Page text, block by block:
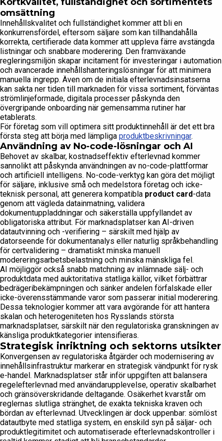
omsättning
Innehållskvalitet och fullständighet kommer att bli en
konkurrensfördel, eftersom säljare som kan tillhandahålla
korrekta, certifierade data kommer att uppleva färre avstängda
listningar och snabbare moderering. Den framväxande
regleringsmiljön skapar incitament för investeringar i automation
och avancerade innehållshanteringslösningar för att minimera
manuella ingrepp. Även om de initiala efterlevnadsinsatserna
kan sakta ner tiden till marknaden för vissa sortiment, förväntas
strömlinjeformade, digitala processer påskynda den
övergripande onboarding när gemensamma rutiner har
etablerats.
För företag som vill optimera sitt produktinnehåll är det ett bra
första steg att börja med lämpliga produktbeskrivningar.
Användning av No-code-lösningar och AI
Behovet av skalbar, kostnadseffektiv efterlevnad kommer
sannolikt att påskynda användningen av no-code-plattformar
och artificiell intelligens. No-code-verktyg kan göra det möjligt
för säljare, inklusive små och medelstora företag och icke-
teknisk personal, att generera kompatibla product card-data
genom att vägleda datainmatning, validera
dokumentuppladdningar och säkerställa uppfyllandet av
obligatoriska attribut. För marknadsplatser kan AI-driven
datautvinning och -verifiering – särskilt med hjälp av
datorseende för dokumentanalys eller naturlig språkbehandling
för certvalidering – dramatiskt minska manuell
modereringsarbetsbelastning och minska mänskliga fel.
AI möjliggör också snabb matchning av inlämnade sälj- och
produktdata med auktoritativa statliga källor, vilket förbättrar
bedrägeribekämpningen och sänker andelen förfalskade eller
icke-överensstämmande varor som passerar initial moderering.
Dessa teknologier kommer att vara avgörande för att hantera
skalan och heterogeniteten hos Rysslands största
marknadsplatser, särskilt när den regulatoriska granskningen av
känsliga produktkategorier intensifieras.
Strategisk inriktning och sektorns utsikter
Konvergensen av regulatoriska åtgärder och modernisering av
innehållsinfrastruktur markerar en strategisk vändpunkt för rysk
e-handel. Marknadsplatser står inför uppgiften att balansera
regelefterlevnad med användarupplevelse, operativ skalbarhet
och gränsöverskridande deltagande. Osäkerhet kvarstår om
reglernas slutliga stränghet, de exakta tekniska kraven och
bördan av efterlevnad. Utvecklingen är dock uppenbar: sömlöst
datautbyte med statliga system, en enskild syn på säljar- och
produktlegitimitet och automatiserade efterlevnadskontroller i